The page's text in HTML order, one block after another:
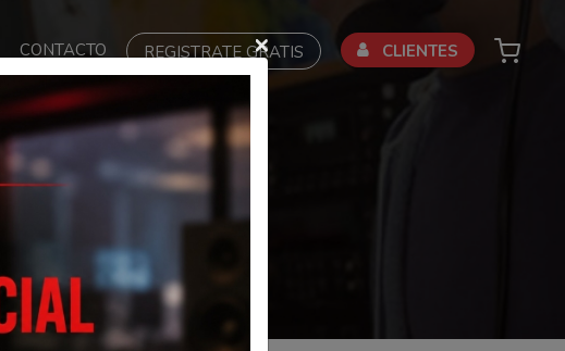
CONTACTO REGISTRATE GRATIS CLIENTES
×